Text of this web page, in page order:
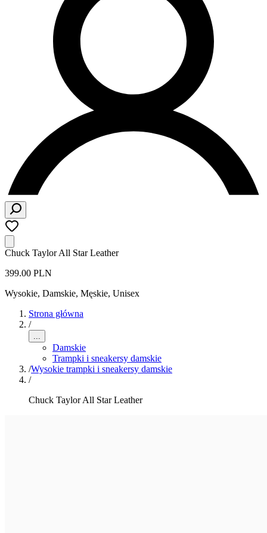
Chuck Taylor All Star Leather
399.00 PLN
Wysokie, Damskie, Męskie, Unisex
Strona główna
/
...
Damskie
Trampki i sneakersy damskie
/Wysokie trampki i sneakersy damskie
/
Chuck Taylor All Star Leather